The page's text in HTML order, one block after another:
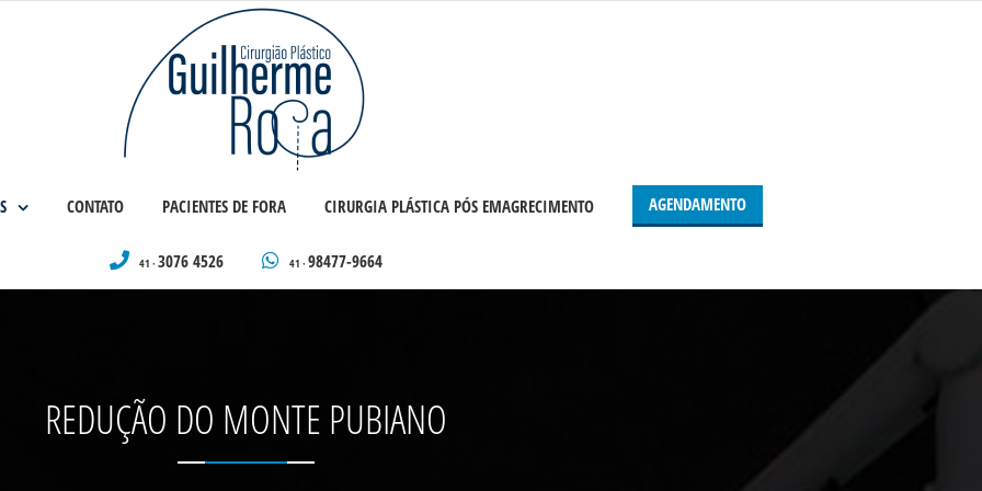
CONTATO PACIENTES DE FORA CIRURGIA PLÁSTICA PÓS EMAGRECIMENTO AGENDAMENTO
41 · 3076 4526 41 · 98477-9664
REDUÇÃO DO MONTE PUBIANO